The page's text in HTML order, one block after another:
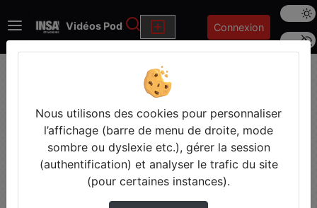
Vidéos Pod Rechercher Connexion
Mode
Police
Filtres
Types
Autre
Communication institutionnelle
Conférence
Nous utilisons des cookies pour personnaliser
l’affichage (barre de menu de droite, mode
sombre ou dyslexie etc.), gérer la session
(authentification) et analyser le trafic du site
(pour certaines instances).